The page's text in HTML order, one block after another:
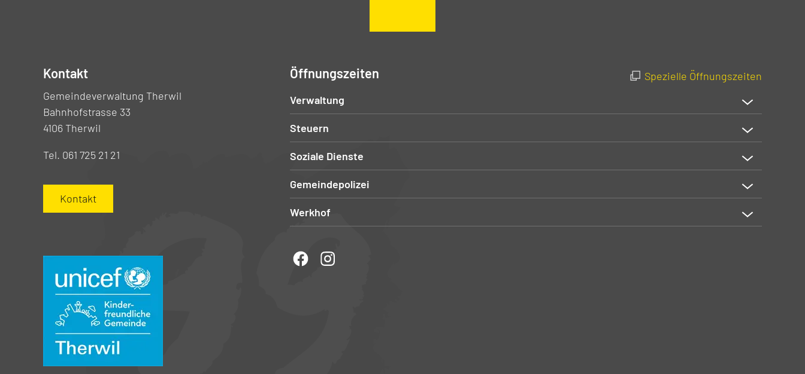
Kontakt
Gemeindeverwaltung Therwil
Bahnhofstrasse 33
4106 Therwil
Tel. 061 725 21 21
Kontakt
Öffnungszeiten
Spezielle Öffnungszeiten
Verwaltung
Steuern
Soziale Dienste
Gemeindepolizei
Werkhof